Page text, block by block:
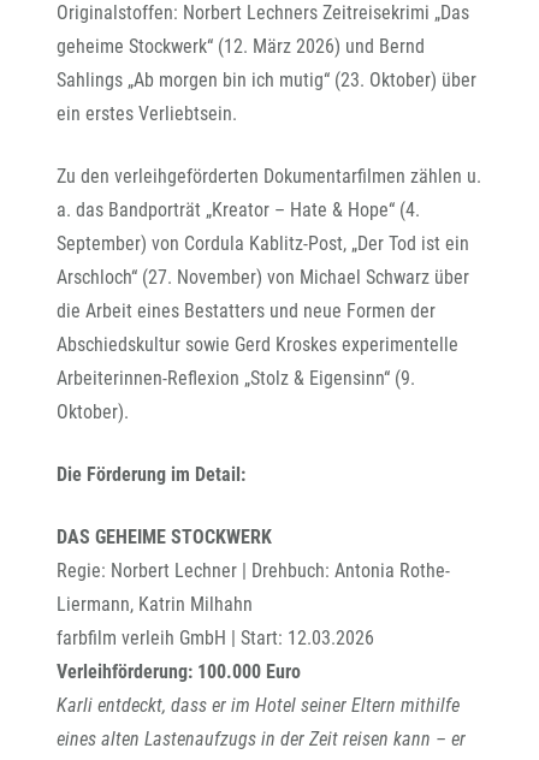
Originalstoffen: Norbert Lechners Zeitreisekrimi „Das
geheime Stockwerk“ (12. März 2026) und Bernd
Sahlings „Ab morgen bin ich mutig“ (23. Oktober) über
ein erstes Verliebtsein.
Zu den verleihgeförderten Dokumentarfilmen zählen u.
a. das Bandporträt „Kreator – Hate & Hope“ (4.
September) von Cordula Kablitz-Post, „Der Tod ist ein
Arschloch“ (27. November) von Michael Schwarz über
die Arbeit eines Bestatters und neue Formen der
Abschiedskultur sowie Gerd Kroskes experimentelle
Arbeiterinnen-Reflexion „Stolz & Eigensinn“ (9.
Oktober).
Die Förderung im Detail:
DAS GEHEIME STOCKWERK
Regie: Norbert Lechner | Drehbuch: Antonia Rothe-
Liermann, Katrin Milhahn
farbfilm verleih GmbH | Start: 12.03.2026
Verleihförderung: 100.000 Euro
Karli entdeckt, dass er im Hotel seiner Eltern mithilfe
eines alten Lastenaufzugs in der Zeit reisen kann – er